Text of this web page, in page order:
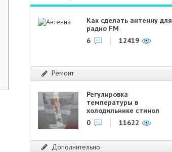
Как сделать антенну для
радио FM
6
12419
Ремонт
Регулировка
температуры в
холодильнике стинол
0
11622
Дополнительно